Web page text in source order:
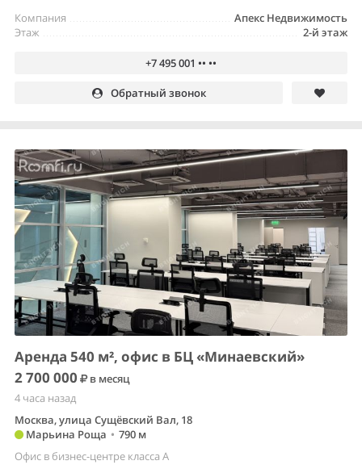
Апекс Недвижимость
Компания
2-й этаж
Этаж
+7 495 001 •• ••
Обратный звонок
Аренда 540 м², офис в БЦ «Минаевский»
2 700 000
в месяц
4 часа назад
Москва, улица Сущёвский Вал, 18
Марьина Роща • 790 м
Офис в бизнес-центре класса A